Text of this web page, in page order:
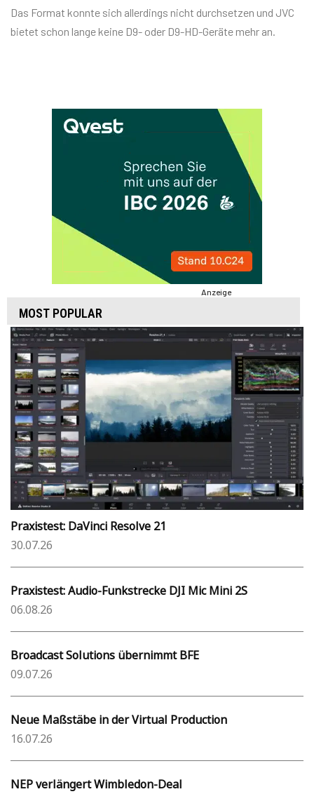
Das Format konnte sich allerdings nicht durchsetzen und JVC
bietet schon lange keine D9- oder D9-HD-Geräte mehr an.
Anzeige
MOST POPULAR
Praxistest: DaVinci Resolve 21
30.07.26
Praxistest: Audio-Funkstrecke DJI Mic Mini 2S
06.08.26
Broadcast Solutions übernimmt BFE
09.07.26
Neue Maßstäbe in der Virtual Production
16.07.26
NEP verlängert Wimbledon-Deal